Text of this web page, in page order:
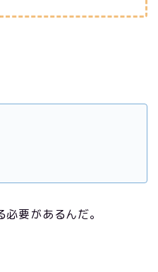
要があるんだ。